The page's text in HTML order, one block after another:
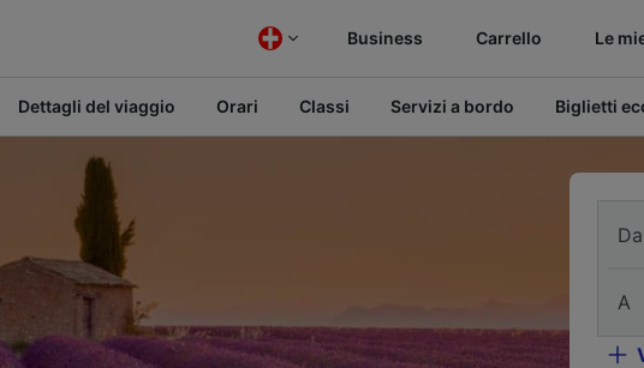
Business Carrello Le
Dettagli del viaggio Orari Classi Servizi a bordo Biglietti
Da
A